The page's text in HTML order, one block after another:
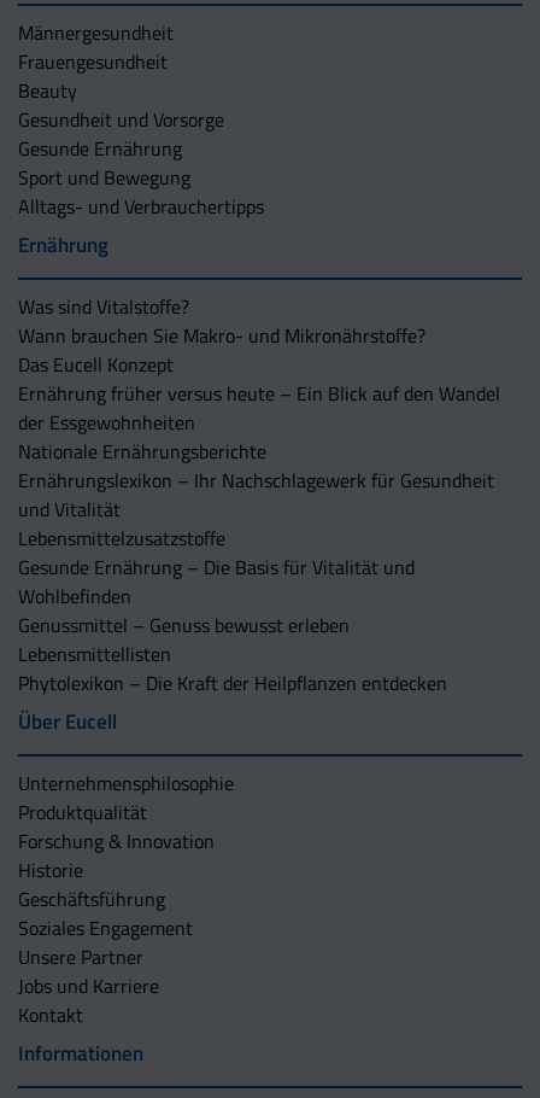
Männergesundheit
Frauengesundheit
Beauty
Gesundheit und Vorsorge
Gesunde Ernährung
Sport und Bewegung
Alltags- und Verbrauchertipps
Ernährung
Was sind Vitalstoffe?
Wann brauchen Sie Makro- und Mikronährstoffe?
Das Eucell Konzept
Ernährung früher versus heute – Ein Blick auf den Wandel
der Essgewohnheiten
Nationale Ernährungsberichte
Ernährungslexikon – Ihr Nachschlagewerk für Gesundheit
und Vitalität
Lebensmittelzusatzstoffe
Gesunde Ernährung – Die Basis für Vitalität und
Wohlbefinden
Genussmittel – Genuss bewusst erleben
Lebensmittellisten
Phytolexikon – Die Kraft der Heilpflanzen entdecken
Über Eucell
Unternehmens­philosophie
Produktqualität
Forschung & Innovation
Historie
Geschäftsführung
Soziales Engagement
Unsere Partner
Jobs und Karriere
Kontakt
Informationen